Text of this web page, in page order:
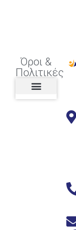
Όροι &
Πολιτικές